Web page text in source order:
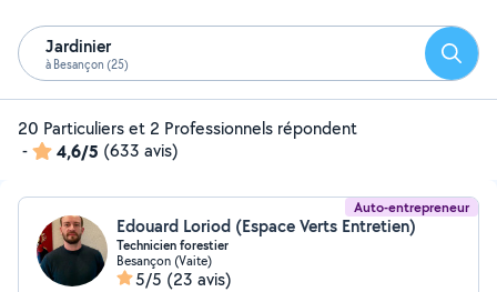
Jardinier
à Besançon (25)
20 Particuliers et 2 Professionnels répondent
-
4,6/5 (633 avis)
Auto-entrepreneur
Edouard Loriod (Espace Verts Entretien)
Technicien forestier
Besançon (Vaite)
5/5 (23 avis)